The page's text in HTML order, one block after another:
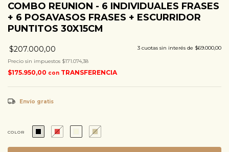
COMBO REUNION - 6 INDIVIDUALES FRASES
+ 6 POSAVASOS FRASES + ESCURRIDOR
PUNTITOS 30X15CM
$207.000,00 3 cuotas sin interés de $69.000,00
Precio sin impuestos $171.074,38
$175.950,00 con TRANSFERENCIA
Envío gratis
COLOR